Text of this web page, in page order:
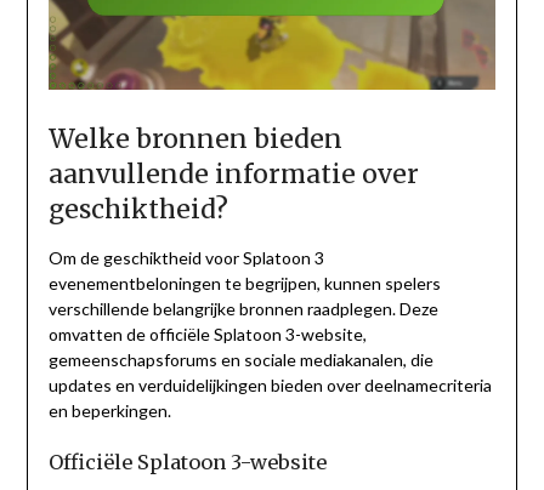
Welke bronnen bieden
aanvullende informatie over
geschiktheid?
Om de geschiktheid voor Splatoon 3
evenementbeloningen te begrijpen, kunnen spelers
verschillende belangrijke bronnen raadplegen. Deze
omvatten de officiële Splatoon 3-website,
gemeenschapsforums en sociale mediakanalen, die
updates en verduidelijkingen bieden over deelnamecriteria
en beperkingen.
Officiële Splatoon 3-website